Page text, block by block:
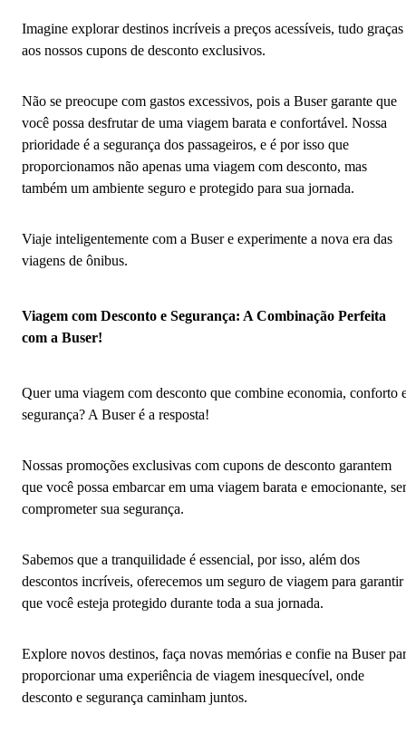
Imagine explorar destinos incríveis a preços acessíveis, tudo graças
aos nossos cupons de desconto exclusivos.
Não se preocupe com gastos excessivos, pois a Buser garante que
você possa desfrutar de uma viagem barata e confortável. Nossa
prioridade é a segurança dos passageiros, e é por isso que
proporcionamos não apenas uma viagem com desconto, mas
também um ambiente seguro e protegido para sua jornada.
Viaje inteligentemente com a Buser e experimente a nova era das
viagens de ônibus.
Viagem com Desconto e Segurança: A Combinação Perfeita
com a Buser!
Quer uma viagem com desconto que combine economia, conforto
segurança? A Buser é a resposta!
Nossas promoções exclusivas com cupons de desconto garantem
que você possa embarcar em uma viagem barata e emocionante,
comprometer sua segurança.
Sabemos que a tranquilidade é essencial, por isso, além dos
descontos incríveis, oferecemos um seguro de viagem para garantir
que você esteja protegido durante toda a sua jornada.
Explore novos destinos, faça novas memórias e confie na Buser
proporcionar uma experiência de viagem inesquecível, onde
desconto e segurança caminham juntos.